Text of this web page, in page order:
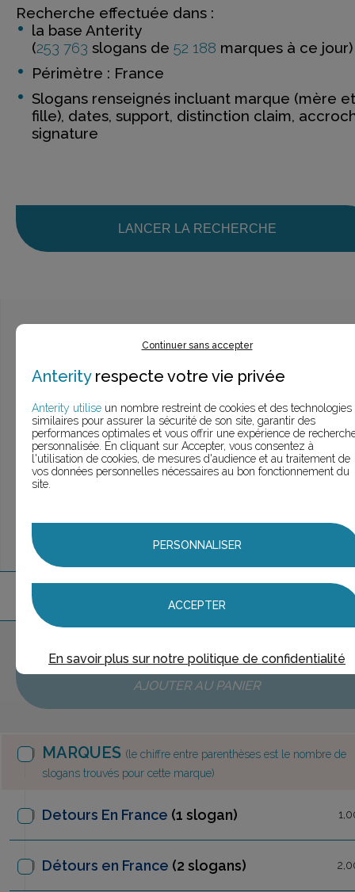
Recherche effectuée dans :
la base Anterity
(253 763 slogans de 52 188 marques à ce jour)
Périmètre : France
Slogans renseignés incluant marque (mère et
fille), dates, support, distinction claim,
signature
LANCER LA RECHERCHE
Ce n’est pas exactement ce que je recherche
> Voir larecherche approfondie
UNE QUESTION ?
marque
AJOUTER AU PANIER
MARQUES (le chiffre entre parenthèses est le nombre de
slogans trouvés pour cette marque)
Detours En France (1 slogan)
Détours en France (2 slogans)
Continuer sans accepter
Anterityrespecte votre vie privée
Anterity utilise un nombre restreint de cookies et des technologies
similaires pour assurer la sécurité de son site, garantir des
performances optimales et vous offrir une expérience de
personnalisée. En cliquant sur Accepter, vous consentez à
l'utilisation de cookies, de mesures d'audience et au traitement de
vos données personnelles nécessaires au bon fonctionnement du
site.
PERSONNALISER
ACCEPTER
En savoir plus sur notre politique de confidentialité